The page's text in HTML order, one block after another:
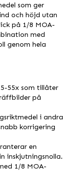
som ger
och höjd utan
på 1/8 MOA-
med
genom hela
55x som tillåter
på
i andra
korrigering
en
inskjutningsnolla.
1/8 MOA-